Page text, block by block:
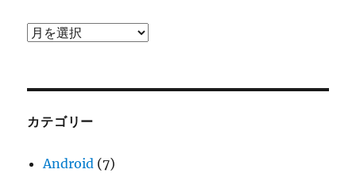
ア
ブ
カテゴリー
Android (7)